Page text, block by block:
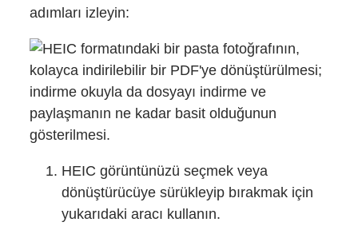
adımları izleyin:
HEIC görüntünüzü seçmek veya
dönüştürücüye sürükleyip bırakmak için
yukarıdaki aracı kullanın.